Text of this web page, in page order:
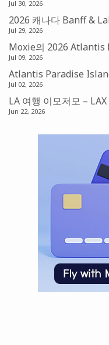
Jul 30, 2026
Jul 29, 2026
Jul 09, 2026
Atlantis Paradise
Jul 02, 2026
Jun 22, 2026